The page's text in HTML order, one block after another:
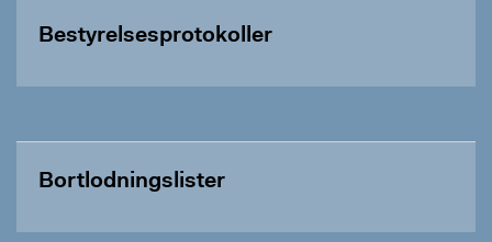
Bestyrelsesprotokoller
Bortlodningslister